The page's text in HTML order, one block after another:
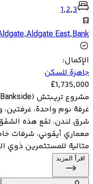
1,2,3
,Aldgate East,Bank
الإكمال:
جاهزة للسكن
£1,735,000
غرفة نوم واحدة،
معماري أيقوني، شرفات
مثالية للمستثمرين ذوي
اقرأ المزيد